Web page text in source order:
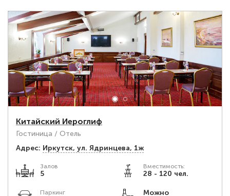
Китайский Иероглиф
Гостиница / Отель
Адрес: Иркутск, ул. Ядринцева, 1ж
Залов
5
Вместимость:
28 - 120 чел.
Паркинг
Можно